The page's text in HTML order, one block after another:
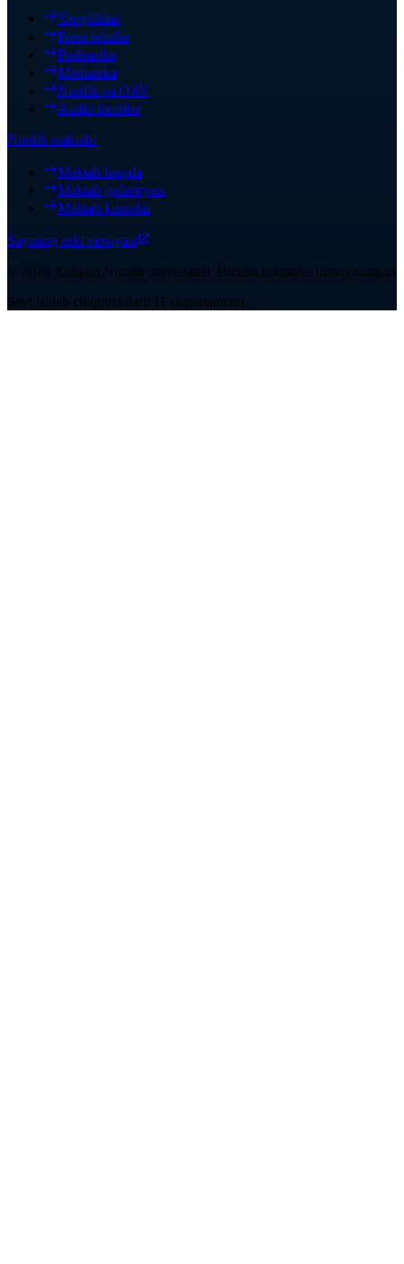
Yangiliklar
Press relizlar
Podkastlar
Mediateka
Nordik va OAV
Audio kitoblar
Nordik maktabi
Maktab haqida
Maktab gallereyasi
Maktab kontakti
Saytning eski versiyasi
© 2026 Xalqaro Nordik universiteti. Barcha huquqlar himoyalangan
Sayt ishlab chiquvchilari: IT departamenti